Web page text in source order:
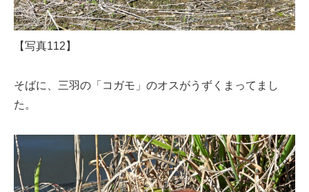
【写真112】
そばに、三羽の「コガモ」のオスがうずくまってまし
た。